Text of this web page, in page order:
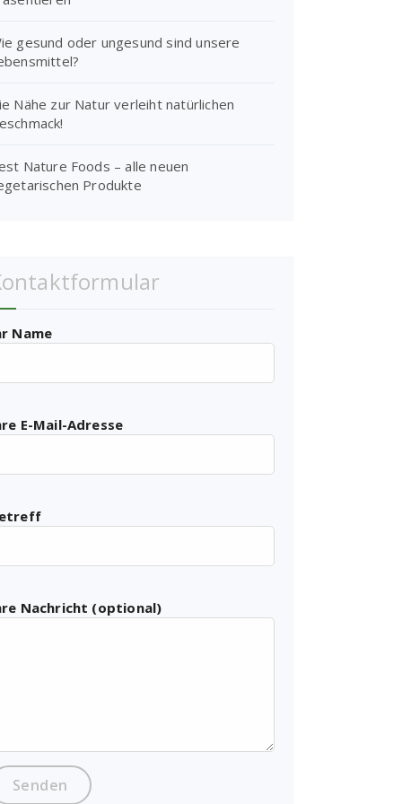
gesund oder ungesund sind unsere
Nähe zur Natur verleiht natürlichen
Nature Foods – alle neuen
Produkte
Name
E-Mail-Adresse
Nachricht (optional)